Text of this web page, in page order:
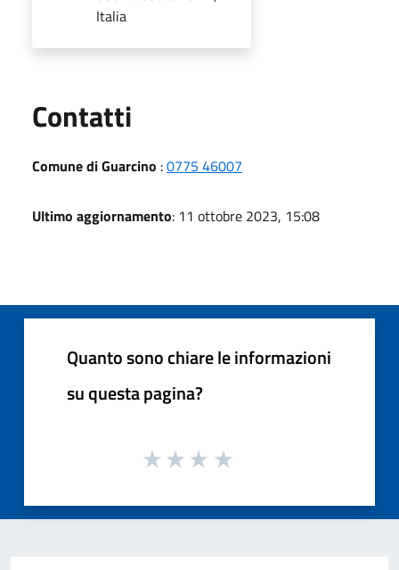
Italia
Contatti
Comune di Guarcino :0775 46007
Ultimo aggiornamento: 11 ottobre 2023, 15:08
Quanto sono chiare le informazioni
su questa pagina?